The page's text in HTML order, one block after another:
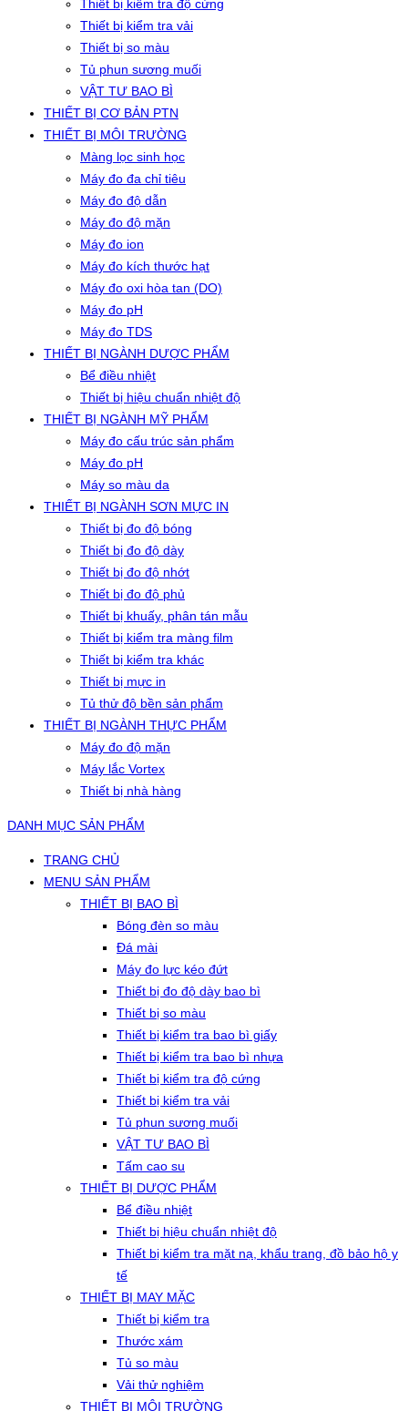
Thiết bị kiểm tra độ cứng
Thiết bị kiểm tra vải
Thiết bị so màu
Tủ phun sương muối
VẬT TƯ BAO BÌ
THIẾT BỊ CƠ BẢN PTN
THIẾT BỊ MÔI TRƯỜNG
Màng lọc sinh học
Máy đo đa chỉ tiêu
Máy đo độ dẫn
Máy đo độ mặn
Máy đo ion
Máy đo kích thước hạt
Máy đo oxi hòa tan (DO)
Máy đo pH
Máy đo TDS
THIẾT BỊ NGÀNH DƯỢC PHẨM
Bể điều nhiệt
Thiết bị hiệu chuẩn nhiệt độ
THIẾT BỊ NGÀNH MỸ PHẨM
Máy đo cấu trúc sản phẩm
Máy đo pH
Máy so màu da
THIẾT BỊ NGÀNH SƠN MỰC IN
Thiết bị đo độ bóng
Thiết bị đo độ dày
Thiết bị đo độ nhớt
Thiết bị đo độ phủ
Thiết bị khuấy, phân tán mẫu
Thiết bị kiểm tra màng film
Thiết bị kiểm tra khác
Thiết bị mực in
Tủ thử độ bền sản phẩm
THIẾT BỊ NGÀNH THỰC PHẨM
Máy đo độ mặn
Máy lắc Vortex
Thiết bị nhà hàng
DANH MỤC SẢN PHẨM
TRANG CHỦ
MENU SẢN PHẨM
THIẾT BỊ BAO BÌ
Bóng đèn so màu
Đá mài
Máy đo lực kéo đứt
Thiết bị đo độ dày bao bì
Thiết bị so màu
Thiết bị kiểm tra bao bì giấy
Thiết bị kiểm tra bao bì nhựa
Thiết bị kiểm tra độ cứng
Thiết bị kiểm tra vải
Tủ phun sương muối
VẬT TƯ BAO BÌ
Tấm cao su
THIẾT BỊ DƯỢC PHẨM
Bể điều nhiệt
Thiết bị hiệu chuẩn nhiệt độ
Thiết bị kiểm tra mặt nạ, khẩu trang, đồ bảo hộ y
tế
THIẾT BỊ MAY MẶC
Thiết bị kiểm tra
Thước xám
Tủ so màu
Vải thử nghiệm
THIẾT BỊ MÔI TRƯỜNG